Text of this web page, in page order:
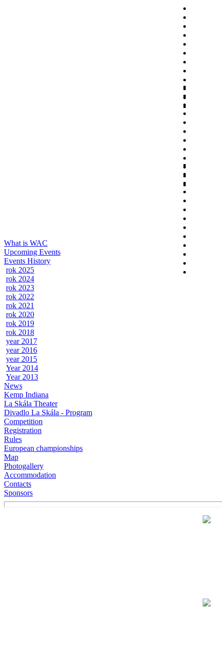
What is WAC
Upcoming Events
Events History
rok 2025
rok 2024
rok 2023
rok 2022
rok 2021
rok 2020
rok 2019
rok 2018
year 2017
year 2016
year 2015
Year 2014
Year 2013
News
Kemp Indiana
La Skála Theater
Divadlo La Skála - Program
Competition
Registration
Rules
European championships
Map
Photogallery
Accommodation
Contacts
Sponsors